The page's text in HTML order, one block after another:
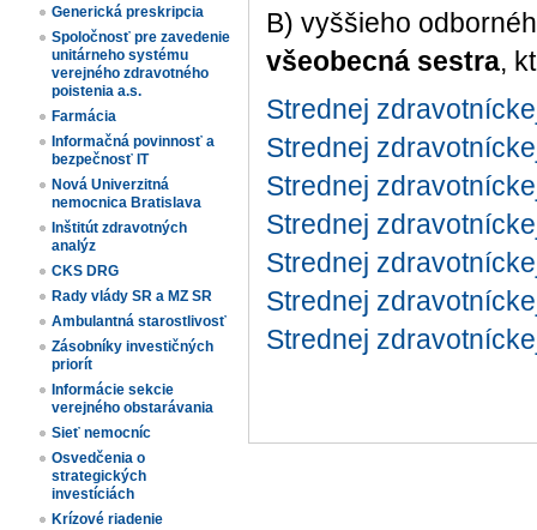
Generická preskripcia
Spoločnosť pre zavedenie
unitárneho systému
verejného zdravotného
poistenia a.s.
Farmácia
Informačná povinnosť a
bezpečnosť IT
Nová Univerzitná
nemocnica Bratislava
Inštitút zdravotných
analýz
CKS DRG
Rady vlády SR a MZ SR
Ambulantná starostlivosť
Zásobníky investičných
priorít
Informácie sekcie
verejného obstarávania
Sieť nemocníc
Osvedčenia o
strategických
investíciách
Krízové riadenie
B) vyššieho
všeobecná sestra,
Strednej
Strednej
Strednej
Strednej
Strednej
Strednej
Strednej